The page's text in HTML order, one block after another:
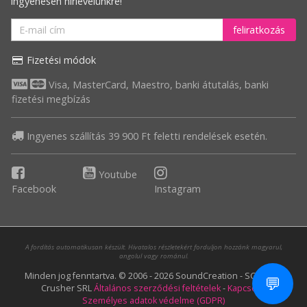
feliratkozás
Fizetési módok
Visa, MasterCard, Maestro, banki átutalás, banki
fizetési megbízás
Ingyenes szállítás 39 900 Ft feletti rendelések esetén.
Facebook
Youtube
Instagram
A fordítás automatikusan készült. Hivatalos részletekért forduljon hozzánk magyarul,
angolul vagy románul.
Minden jog fenntartva. © 2006 - 2026 SoundCreation - SC Media
Crusher SRLÁltalános szerződési feltételek-Kapcsolat
Személyes adatok védelme (GDPR)
💬